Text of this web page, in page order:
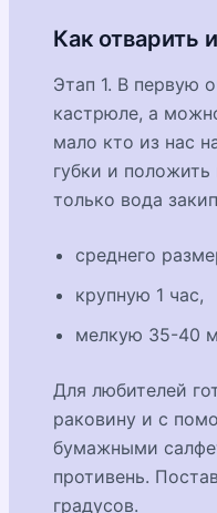
Как отварить
Этап 1. В первую
кастрюле, а
мало кто из нас
губки и
только вода
среднего
крупную 1 час,
мелкую 35-40
Для любителей
раковину и с
бумажными
противень.
градусов.